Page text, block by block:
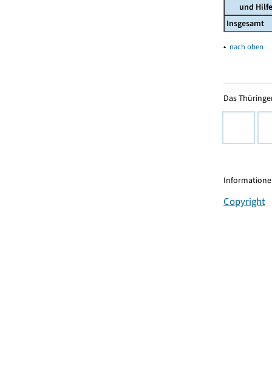
und Hilfe
Insgesamt
▴ nach oben
Das
Copyright